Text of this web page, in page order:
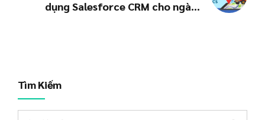
dụng Salesforce CRM cho ngành
Tìm Kiếm